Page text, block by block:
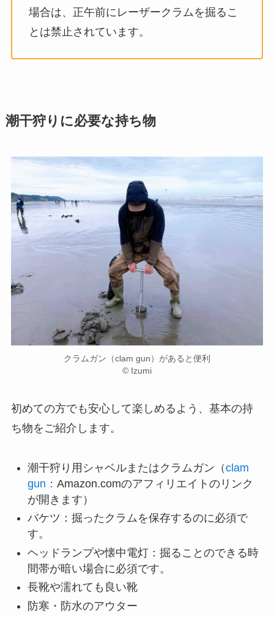
場合は、正午前にレーザークラムを掘るこ
とは禁止されています。
潮干狩りに必要な持ち物
クラムガン（clam gun）があると便利
© Izumi
初めての方でも安心して楽しめるよう、基本の持
ち物をご紹介します。
潮干狩り用シャベルまたはクラムガン（clam
gun： Amazon.comのアフィリエイトのリンク
が開きます）
バケツ：掘ったクラムを保存するのに必須で
す。
ヘッドランプや懐中電灯：掘ることのできる時
間帯が暗い場合に必須です。
長靴や濡れても良い靴
防寒・防水のアウター